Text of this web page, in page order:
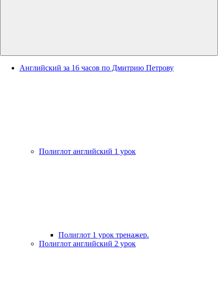
Английский за 16 часов по Дмитрию Петрову
Полиглот английский 1 урок
Полиглот 1 урок тренажер.
Полиглот английский 2 урок